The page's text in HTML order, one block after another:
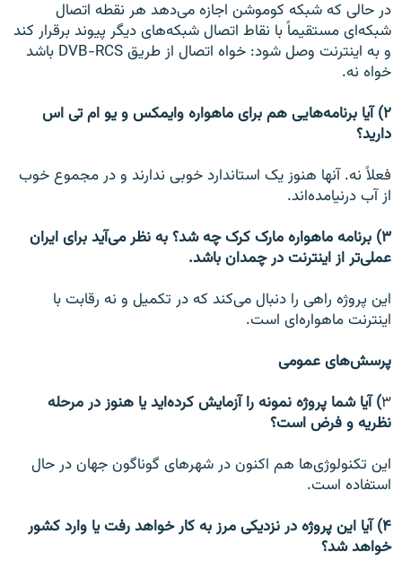
در حالی که شبکه کوموشن اجازه می‌دهد هر نقطه اتصال
شبکه‌ای مستقیماً با نقاط اتصال شبکه‌های دیگر پیوند برقرار کند
و به اینترنت وصل شود: خواه اتصال از طریق DVB-RCS باشد
خواه نه.
۲) آیا برنامه‌هایی هم برای ماهواره وایمکس و یو ام تی اس
دارید؟
فعلاً نه. آنها هنوز یک استاندارد خوبی ندارند و در مجموع خوب
از آب درنیامده‌اند.
۳) برنامه ماهواره مارک کرک چه شد؟ به نظر می‌آید برای ایران
عملی‌تر از اینترنت در چمدان باشد.
این پروژه راهی را دنبال می‌کند که در تکمیل و نه رقابت با
اینترنت ماهواره‌ای است.
پرسش‌های عمومی
۳) آیا شما پروژه نمونه را آزمایش کرده‌اید یا هنوز در مرحله
نظریه و فرض است؟
این تکنولوژی‌ها هم اکنون در شهرهای گوناگون جهان در حال
استفاده است.
۴) آیا این پروژه در نزدیکی مرز به کار خواهد رفت یا وارد کشور
خواهد شد؟